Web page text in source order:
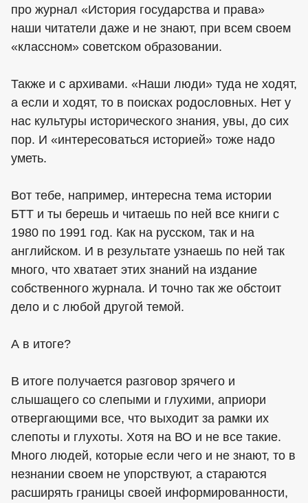
про журнал «История государства и права»
наши читатели даже и не знают, при всем своем
«классном» советском образовании.
Также и с архивами. «Наши люди» туда не ходят,
а если и ходят, то в поисках родословных. Нет у
нас культуры исторического знания, увы, до сих
пор. И «интересоваться историей» тоже надо
уметь.
Вот тебе, например, интересна тема истории
БТТ и ты берешь и читаешь по ней все книги с
1980 по 1991 год. Как на русском, так и на
английском. И в результате узнаешь по ней так
много, что хватает этих знаний на издание
собственного журнала. И точно так же обстоит
дело и с любой другой темой.
А в итоге?
В итоге получается разговор зрячего и
слышащего со слепыми и глухими, априори
отвергающими все, что выходит за рамки их
слепоты и глухоты. Хотя на ВО и не все такие.
Много людей, которые если чего и не знают, то в
незнании своем не упорствуют, а стараются
расширять границы своей информированности,